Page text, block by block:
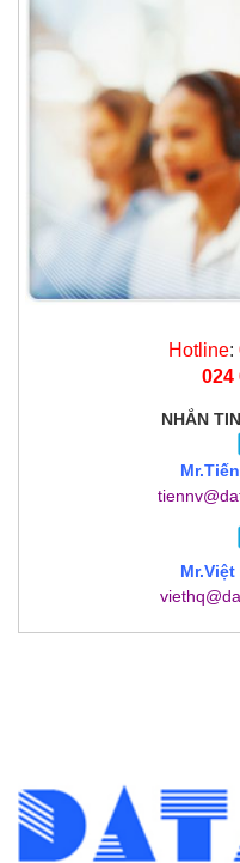
Hotline:
024
NHẮN TIN
Mr.Tiến
Mr.Việt